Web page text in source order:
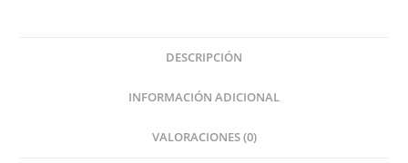
DESCRIPCIÓN
INFORMACIÓN ADICIONAL
VALORACIONES (0)